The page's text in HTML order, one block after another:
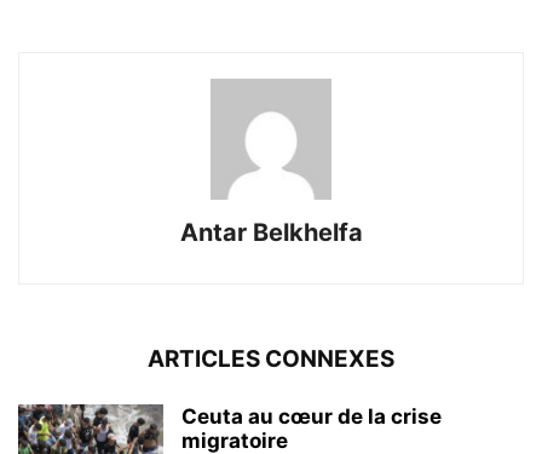
Antar Belkhelfa
ARTICLES CONNEXES
Ceuta au cœur de la crise
migratoire